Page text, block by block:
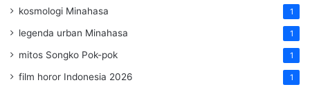
kosmologi Minahasa 1
legenda urban Minahasa 1
mitos Songko Pok-pok 1
film horor Indonesia 2026 1